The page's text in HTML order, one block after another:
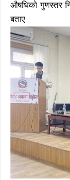
औषधिको गुणस्तर